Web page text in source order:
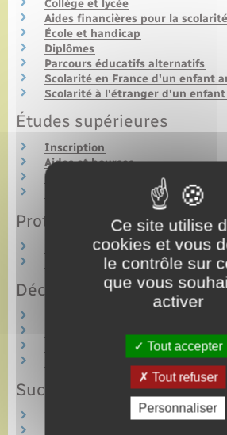
Collège et lycée
Aides financières pour la scolarité
École et handicap
Diplômes
Parcours éducatifs alternatifs
Scolarité en France d'un enfant
Scolarité à l'étranger d'un
Études supérieures
Inscription
Aides et bourses
Étudiant étranger en France
Étudier à l'étranger
Protection des personnes
Protection juridique (tutelle,
Disparition et enlèvement
Décès
Rentes et capitaux versés en cas
Pension de réversion
Don du corps – Prélèvement
Succession
Héritage : ordre et droits des
Ce site utilise
cookies et vous
le contrôle sur
que vous
activer
Tout accepter
Tout refuser
Personnaliser